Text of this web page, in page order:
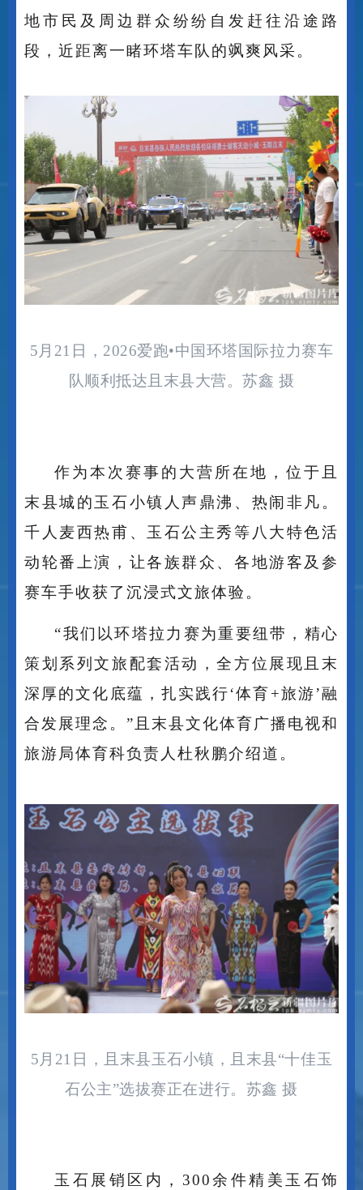
地市民及周边群众纷纷自发赶往沿途路
段，近距离一睹环塔车队的飒爽风采。
5月21日，2026爱跑•中国环塔国际拉力赛车
队顺利抵达且末县大营。苏鑫 摄
作为本次赛事的大营所在地，位于且
末县城的玉石小镇人声鼎沸、热闹非凡。
千人麦西热甫、玉石公主秀等八大特色活
动轮番上演，让各族群众、各地游客及参
赛车手收获了沉浸式文旅体验。
“我们以环塔拉力赛为重要纽带，精心
策划系列文旅配套活动，全方位展现且末
深厚的文化底蕴，扎实践行‘体育+旅游’融
合发展理念。”且末县文化体育广播电视和
旅游局体育科负责人杜秋鹏介绍道。
5月21日，且末县玉石小镇，且末县“十佳玉
石公主”选拔赛正在进行。苏鑫 摄
玉石展销区内， 300余件精美玉石饰